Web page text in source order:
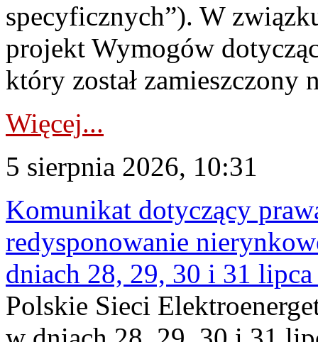
specyficznych”). W
projekt Wymogów
który został zamieszczony
Więcej...
5 sierpnia 2026, 10:31
Komunikat dotyczący
redysponowanie
dniach 28, 29, 30 i 31
Polskie Sieci